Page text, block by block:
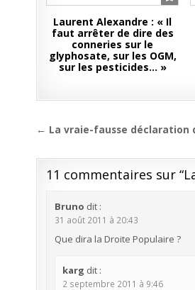
Laurent Alexandre : « Il
faut arrêter de dire des
conneries sur le
glyphosate, sur les OGM,
sur les pesticides… »
Navigation
de
l’article
← La vraie-fausse déclaration
11 commentaires sur “
Bruno dit :
31 août 2011 à 20:43
Que dira la Droite Populaire ?
karg dit :
2 septembre 2011 à 9:46